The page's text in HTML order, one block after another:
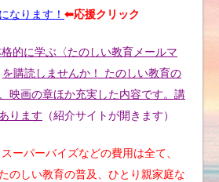
なります！ ⬅︎応援クリック
的に学ぶ〈たのしい教育メールマ
を購読しませんか！ たのしい教育の
映画の章ほか充実した内容です。講
ります （紹介サイトが開きます）
ーパーバイズなどの費用は全て、
のしい教育の普及、ひとり親家庭な